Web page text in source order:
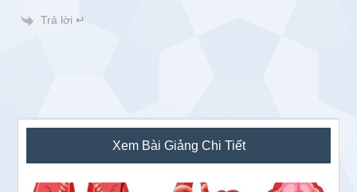
Trả lời ↵
Sidebar
chính
Xem Bài Giảng Chi Tiết